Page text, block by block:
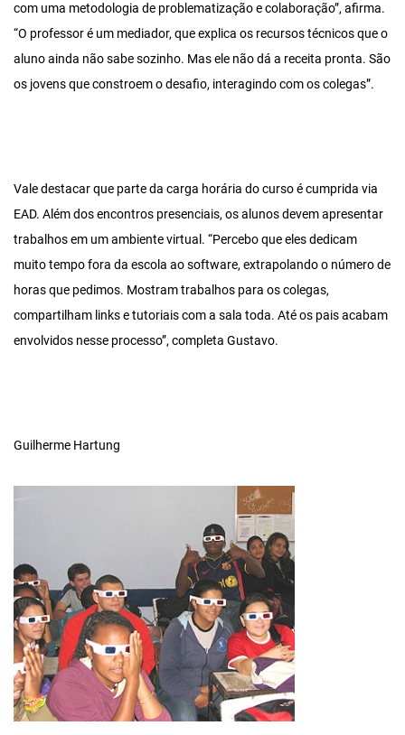
com uma metodologia de problematização e colaboração”, afirma.
“O professor é um mediador, que explica os recursos técnicos que o
aluno ainda não sabe sozinho. Mas ele não dá a receita pronta. São
os jovens que constroem o desafio, interagindo com os colegas”.
Vale destacar que parte da carga horária do curso é cumprida via
EAD. Além dos encontros presenciais, os alunos devem apresentar
trabalhos em um ambiente virtual. “Percebo que eles dedicam
muito tempo fora da escola ao software, extrapolando o número de
horas que pedimos. Mostram trabalhos para os colegas,
compartilham links e tutoriais com a sala toda. Até os pais acabam
envolvidos nesse processo”, completa Gustavo.
Guilherme Hartung